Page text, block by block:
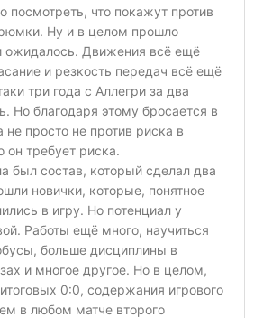
посмотреть, что покажут против
Ну и в целом прошло
ожидалось. Движения всё ещё
и резкость передач всё ещё
три года с Аллегри за два
Но благодаря этому бросается в
не просто не против риска в
требует риска.
был состав, который сделал два
новички, которые, понятное
в игру. Но потенциал у
Работы ещё много, научиться
больше дисциплины в
и многое другое. Но в целом,
0:0, содержания игрового
в любом матче второго